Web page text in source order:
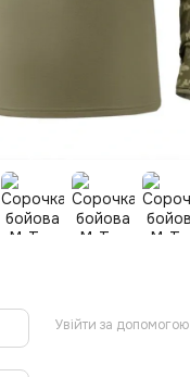
Увійти за допомогою